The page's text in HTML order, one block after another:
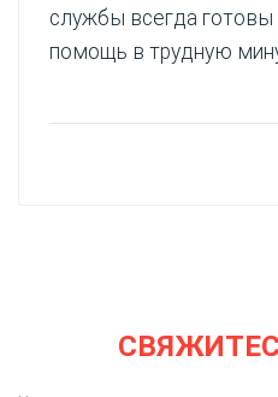
службы всегда готовы
помощь в трудную